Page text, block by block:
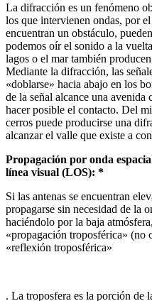
La difracción es un fenómeno
los que intervienen ondas, por
encuentran un obstáculo,
podemos oír el sonido a la
lagos o el mar también
Mediante la difracción, las
«doblarse» hacia abajo en los
de la señal alcance una
hacer posible el contacto. Del
cerros puede producirse una
alcanzar el valle que existe a
Propagación por onda
línea visual (LOS): *
Si las antenas se encuentran
propagarse sin necesidad de la
haciéndolo por la baja
«propagación troposférica»
«reflexión troposférica»
. La troposfera es la porción de